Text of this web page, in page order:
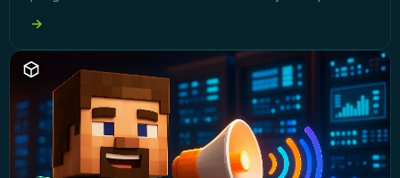
serveru. P?ipravte se na jednoduché kroky,
které vám umožní odstranit nepot?ebné
chunk? a optimalizovat herní zážitek!